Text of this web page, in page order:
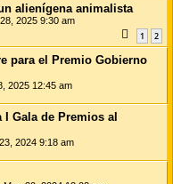
alienígena animalista
2025 9:30 am
1 2
para el Premio Gobierno
2025 12:45 am
Gala de Premios al
2024 9:18 am